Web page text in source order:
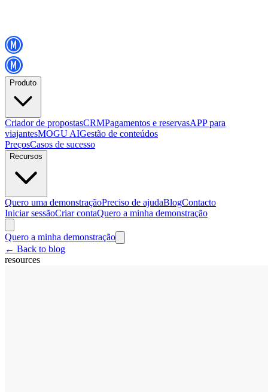
Produto
Criador de propostasCRMPagamentos e reservasAPP para
viajantesMOGU AIGestão de conteúdos
PreçosCasos de sucesso
Recursos
Quero uma demonstraçãoPreciso de ajudaBlogContacto
Iniciar sessãoCriar contaQuero a minha demonstração
Quero a minha demonstração
← Back to blog
resources